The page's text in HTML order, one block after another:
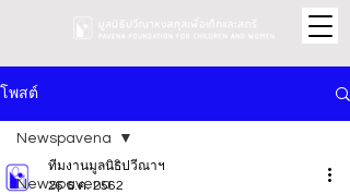
โพสต์
Newspavena
Newspavena
ทีมงานมูลนิธิปวีณาฯ
26 ธ.ค. 2562